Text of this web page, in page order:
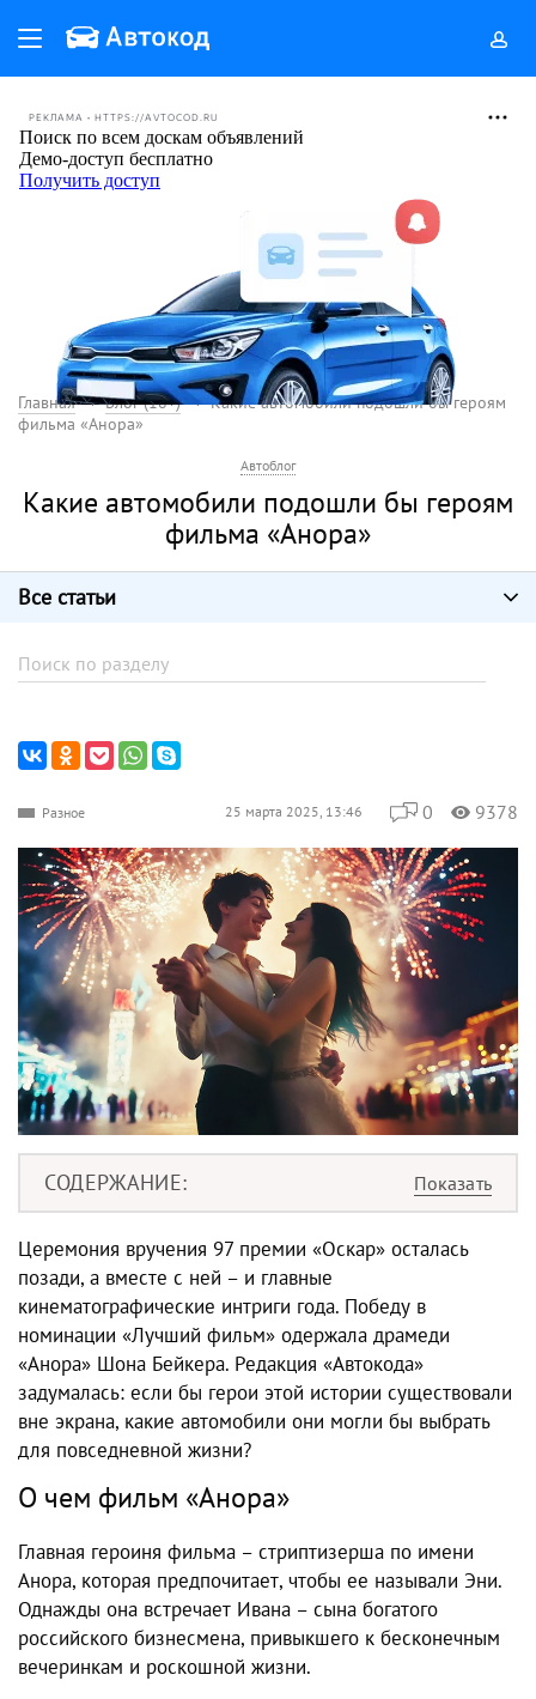
РЕКЛАМА • HTTPS://AVTOCOD.RU
Главная Блог (18+)
Какие автомобили подошли бы героям
фильма «Анора»
Автоблог
Какие автомобили подошли бы героям
фильма «Анора»
Все статьи
Разное 25 марта 2025, 13:46 0 9378
СОДЕРЖАНИЕ
Церемония вручения 97 премии «Оскар» осталась
позади, а вместе с ней – и главные
кинематографические интриги года. Победу в
номинации «Лучший фильм» одержала драмеди
«Анора» Шона Бейкера. Редакция «Автокода»
задумалась: если бы герои этой истории существовали
вне экрана, какие автомобили они могли бы выбрать
для повседневной жизни?
О чем фильм «Анора»
Главная героиня фильма – стриптизерша по имени
Анора, которая предпочитает, чтобы ее называли Эни.
Однажды она встречает Ивана – сына богатого
российского бизнесмена, привыкшего к бесконечным
вечеринкам и роскошной жизни.